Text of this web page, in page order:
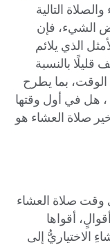
التالية
الشيء، فإن
الذي يلائم
قليلًا بالنسبة
بما يطرح
هل في أول وقتها
صلاة العشاء هو
وقت صلاة العشاء
أقواها
الاختياريُّ إلى